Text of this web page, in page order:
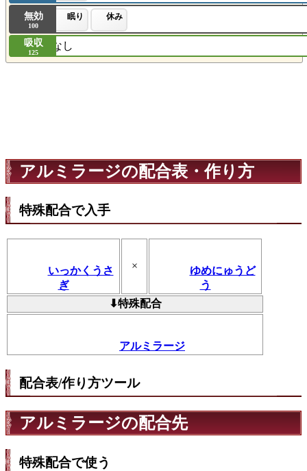
無効
100
眠り 休み
吸収
125
なし
アルミラージの配合表・作り方
特殊配合で入手
いっかくうさ
ぎ
×
ゆめにゅうど
う
⬇特殊配合
アルミラージ
配合表/作り方ツール
アルミラージの配合先
特殊配合で使う